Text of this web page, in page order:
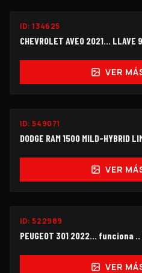
ID:134625
CHEVROLET AVEO 2021...
VER
ID: 549071
DODGE RAM 1500 MILD-HYBRID
VER
ID: 522989
PEUGEOT 301 2022... funciona ..
VER